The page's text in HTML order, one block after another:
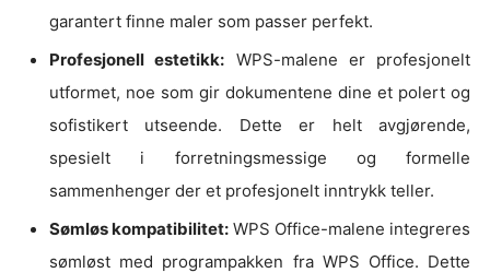
garantert finne maler som passer perfekt.
Profesjonell estetikk: WPS-malene er profesjonelt
utformet, noe som gir dokumentene dine et polert og
sofistikert utseende. Dette er helt avgjørende,
spesielt i forretningsmessige og formelle
sammenhenger der et profesjonelt inntrykk teller.
Sømløs kompatibilitet: WPS Office-malene integreres
sømløst med programpakken fra WPS Office. Dette